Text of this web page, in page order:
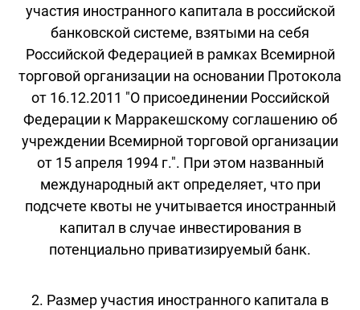
участия иностранного капитала в российской
банковской системе, взятыми на себя
Российской Федерацией в рамках Всемирной
торговой организации на основании Протокола
от 16.12.2011 "О присоединении Российской
Федерации к Марракешскому соглашению об
учреждении Всемирной торговой организации
от 15 апреля 1994 г.". При этом названный
международный акт определяет, что при
подсчете квоты не учитывается иностранный
капитал в случае инвестирования в
потенциально приватизируемый банк.
2. Размер участия иностранного капитала в